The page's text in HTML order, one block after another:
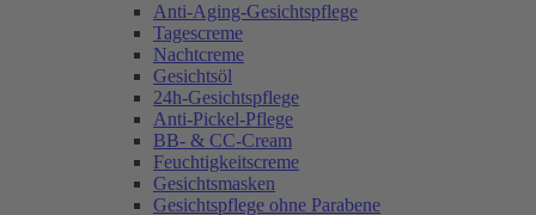
Anti-Aging-Gesichtspflege
Tagescreme
Nachtcreme
Gesichtsöl
24h-Gesichtspflege
Anti-Pickel-Pflege
BB- & CC-Cream
Feuchtigkeitscreme
Gesichtsmasken
Gesichtspflege ohne Parabene